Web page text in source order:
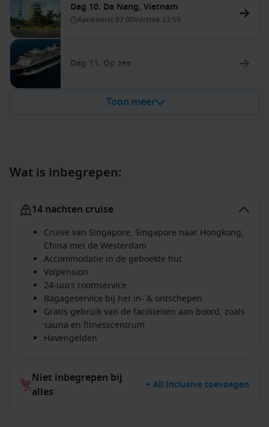
Dag 10. Da Nang, Vietnam
Aankomst 07:00Vertrek 23:59
Dag 11. Op zee
Toon meer
Wat is inbegrepen:
14 nachten cruise
Cruise van Singapore, Singapore naar Hongkong,
China met de Westerdam
Accommodatie in de geboekte hut
Volpension
24-uurs roomservice
Bagageservice bij het in- & ontschepen
Gratis gebruik van de faciliteiten aan boord, zoals
sauna en fitnesscentrum
Havengelden
Niet inbegrepen bij
alles
+ All Inclusive toevoegen